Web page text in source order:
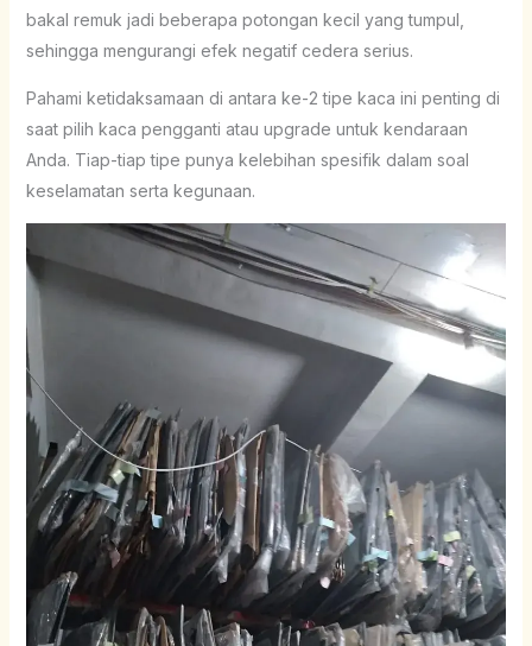
bakal remuk jadi beberapa potongan kecil yang tumpul,
sehingga mengurangi efek negatif cedera serius.
Pahami ketidaksamaan di antara ke-2 tipe kaca ini penting di
saat pilih kaca pengganti atau upgrade untuk kendaraan
Anda. Tiap-tiap tipe punya kelebihan spesifik dalam soal
keselamatan serta kegunaan.